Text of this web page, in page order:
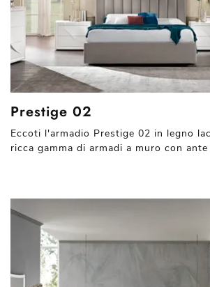
Prestige 02
Eccoti l'armadio Prestige 02 in legno
ricca gamma di armadi a muro con